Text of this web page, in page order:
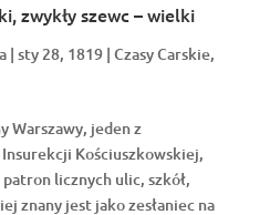
zwykły szewc – wielki
| sty 28, 1819| Czasy Carskie,
Warszawy, jeden z
Kościuszkowskiej,
licznych ulic, szkół,
znany jest jako zesłaniec na